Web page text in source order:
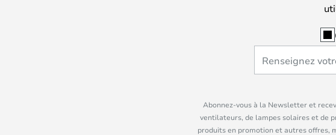
Abonnez-vous à la Newsletter et
ventilateurs, de lampes solaires et de
produits en promotion et autres offres,